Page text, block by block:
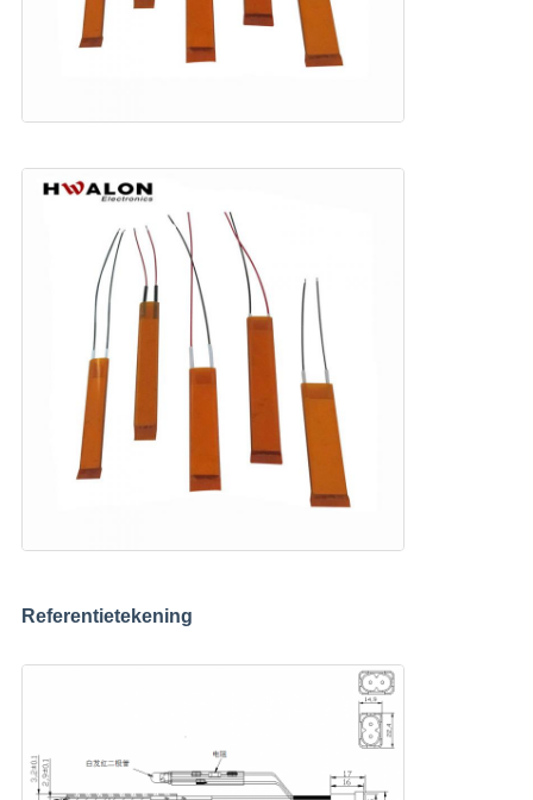
Referentietekening